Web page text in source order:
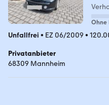
Ohne
Unfallfrei • EZ 06/2009 •
Privatanbieter
68309 Mannheim